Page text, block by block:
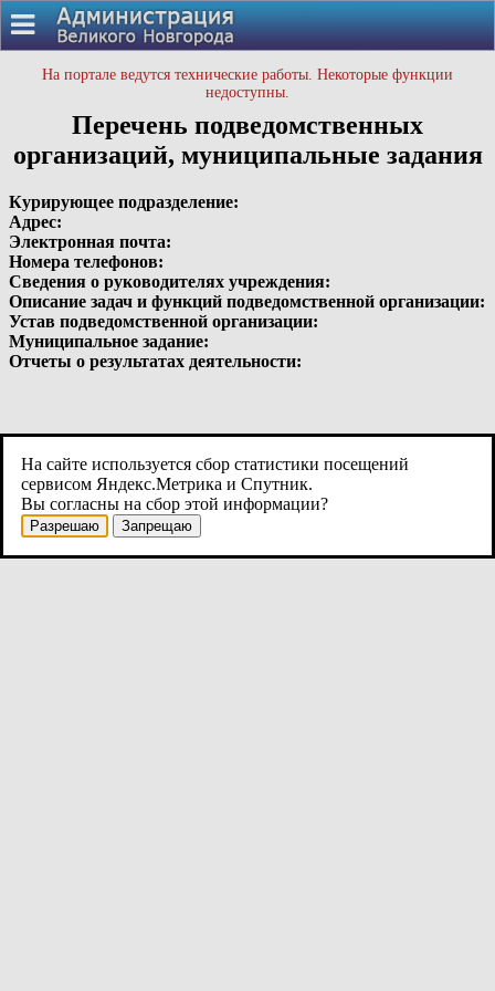
На портале ведутся технические работы. Некоторые функции
недоступны.
Перечень подведомственных
организаций, муниципальные задания
Курирующее подразделение:
Адрес:
Электронная почта:
Номера телефонов:
Сведения о руководителях учреждения:
Описание задач и функций подведомственной организации:
Устав подведомственной организации:
Муниципальное задание:
Отчеты о результатах деятельности:
На сайте используется сбор статистики посещений
сервисом Яндекс.Метрика и Спутник.
Вы согласны на сбор этой информации?
Разрешаю Запрещаю